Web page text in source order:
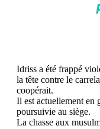
Idriss a été frappé
la tête contre le
coopérait.
Il est actuellement en
poursuivie au siège.
La chasse aux